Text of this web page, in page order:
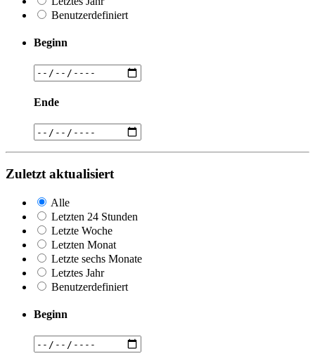
Benutzerdefiniert
Beginn
Ende
Zuletzt aktualisiert
Alle
Letzten 24 Stunden
Letzte Woche
Letzten Monat
Letzte sechs Monate
Letztes Jahr
Benutzerdefiniert
Beginn